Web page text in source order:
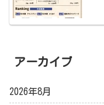
アーカイブ
2026年8月